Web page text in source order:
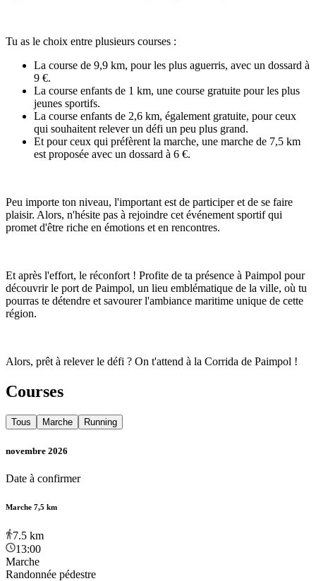
Tu as le choix entre plusieurs courses :
La course de 9,9 km, pour les plus aguerris, avec un dossard à
9 €.
La course enfants de 1 km, une course gratuite pour les plus
jeunes sportifs.
La course enfants de 2,6 km, également gratuite, pour ceux
qui souhaitent relever un défi un peu plus grand.
Et pour ceux qui préfèrent la marche, une marche de 7,5 km
est proposée avec un dossard à 6 €.
Peu importe ton niveau, l'important est de participer et de se faire
plaisir. Alors, n'hésite pas à rejoindre cet événement sportif qui
promet d'être riche en émotions et en rencontres.
Et après l'effort, le réconfort ! Profite de ta présence à Paimpol pour
découvrir le port de Paimpol, un lieu emblématique de la ville, où tu
pourras te détendre et savourer l'ambiance maritime unique de cette
région.
Alors, prêt à relever le défi ? On t'attend à la Corrida de Paimpol !
Courses
Tous Marche Running
novembre 2026
Date à confirmer
Marche 7,5 km
7.5 km
13:00
Marche
Randonnée pédestre